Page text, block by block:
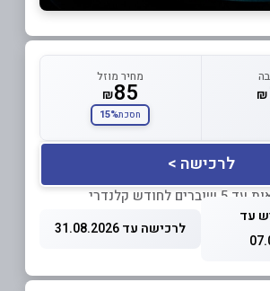
₪
מחיר מוזל
₪85
חסכת15%
לרכישה >
לחודש קלנדרי
עד
לרכישה עד 31.08.2026